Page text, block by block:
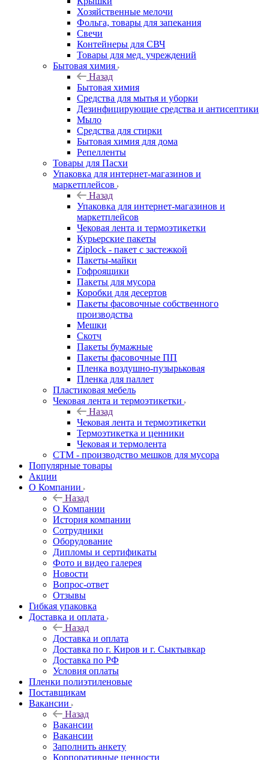
Хозяйственные мелочи
Фольга, товары для запекания
Свечи
Контейнеры для СВЧ
Товары для мед. учреждений
Бытовая химия
Назад
Бытовая химия
Средства для мытья и уборки
Дезинфицирующие средства и антисептики
Мыло
Средства для стирки
Бытовая химия для дома
Репелленты
Товары для Пасхи
Упаковка для интернет-магазинов и
маркетплейсов
Назад
Упаковка для интернет-магазинов и
маркетплейсов
Чековая лента и термоэтикетки
Курьерские пакеты
Ziplock - пакет с застежкой
Пакеты-майки
Гофроящики
Пакеты для мусора
Коробки для десертов
Пакеты фасовочные собственного
производства
Мешки
Скотч
Пакеты бумажные
Пакеты фасовочные ПП
Пленка воздушно-пузырьковая
Пленка для паллет
Пластиковая мебель
Чековая лента и термоэтикетки
Назад
Чековая лента и термоэтикетки
Термоэтикетка и ценники
Чековая и термолента
СТМ - производство мешков для мусора
Популярные товары
Акции
О Компании
Назад
О Компании
История компании
Сотрудники
Оборудование
Дипломы и сертификаты
Фото и видео галерея
Новости
Вопрос-ответ
Отзывы
Гибкая упаковка
Доставка и оплата
Назад
Доставка и оплата
Доставка по г. Киров и г. Сыктывкар
Доставка по РФ
Условия оплаты
Пленки полиэтиленовые
Поставщикам
Вакансии
Назад
Вакансии
Вакансии
Заполнить анкету
Корпоративные ценности